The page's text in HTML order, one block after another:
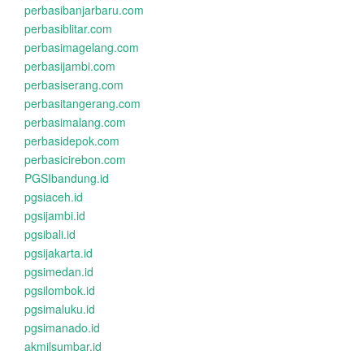
perbasibanjarbaru.com
perbasiblitar.com
perbasimagelang.com
perbasijambi.com
perbasiserang.com
perbasitangerang.com
perbasimalang.com
perbasidepok.com
perbasicirebon.com
PGSIbandung.id
pgsiaceh.id
pgsijambi.id
pgsibali.id
pgsijakarta.id
pgsimedan.id
pgsilombok.id
pgsimaluku.id
pgsimanado.id
akmilsumbar.id